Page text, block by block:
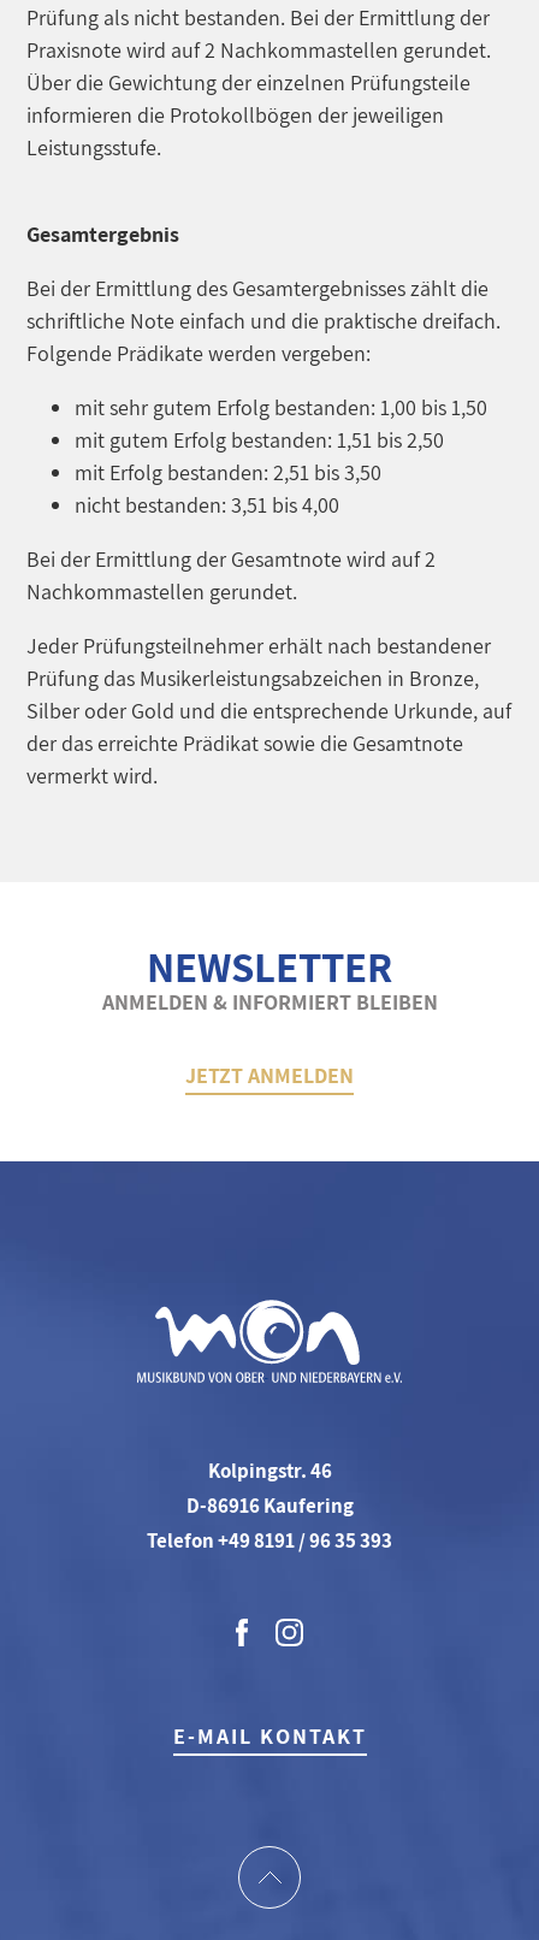
Prüfung als nicht bestanden. Bei der Ermittlung der
Praxisnote wird auf 2 Nachkommastellen gerundet.
Über die Gewichtung der einzelnen Prüfungsteile
informieren die Protokollbögen der jeweiligen
Leistungsstufe.
Gesamtergebnis
Bei der Ermittlung des Gesamtergebnisses zählt die
schriftliche Note einfach und die praktische dreifach.
Folgende Prädikate werden vergeben:
mit sehr gutem Erfolg bestanden: 1,00 bis 1,50
mit gutem Erfolg bestanden: 1,51 bis 2,50
mit Erfolg bestanden: 2,51 bis 3,50
nicht bestanden: 3,51 bis 4,00
Bei der Ermittlung der Gesamtnote wird auf 2
Nachkommastellen gerundet.
Jeder Prüfungsteilnehmer erhält nach bestandener
Prüfung das Musikerleistungsabzeichen in Bronze,
Silber oder Gold und die entsprechende Urkunde, auf
der das erreichte Prädikat sowie die Gesamtnote
vermerkt wird.
NEWSLETTER
ANMELDEN & INFORMIERT BLEIBEN
JETZT ANMELDEN
Kolpingstr. 46
D-86916 Kaufering
Telefon +49 8191 / 96 35 393
E-MAIL KONTAKT